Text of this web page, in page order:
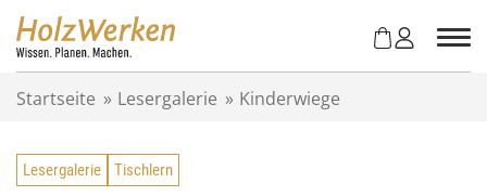
Startseite » Lesergalerie » Kinderwiege
Lesergalerie Tischlern